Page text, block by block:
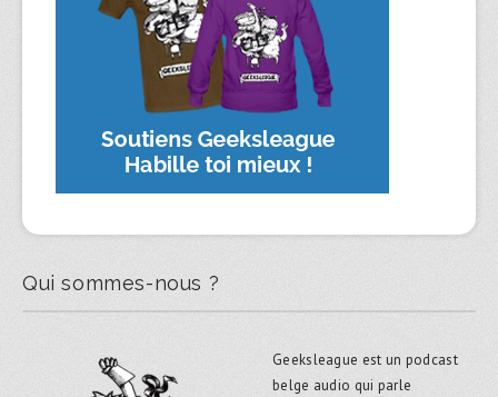
Qui sommes-nous ?
Geeksleague est un podcast
belge audio qui parle